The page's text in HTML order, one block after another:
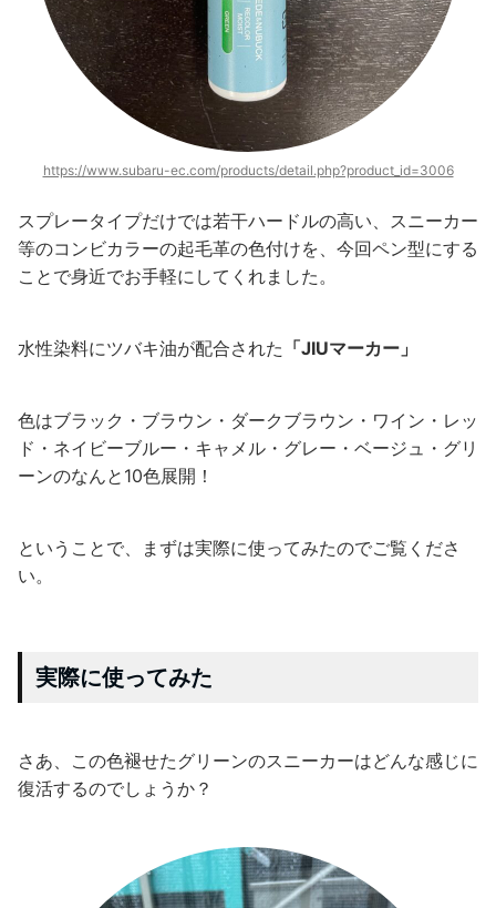
https://www.subaru-ec.com/products/detail.php?product_id=3006
スプレータイプだけでは若干ハードルの高い、スニーカー
等のコンビカラーの起毛革の色付けを、今回ペン型にする
ことで身近でお手軽にしてくれました。
水性染料にツバキ油が配合された 「JIUマーカー」
色はブラック・ブラウン・ダークブラウン・ワイン・レッ
ド・ネイビーブルー・キャメル・グレー・ベージュ・グリ
ーンのなんと10色展開！
ということで、まずは実際に使ってみたのでご覧くださ
い。
実際に使ってみた
さあ、この色褪せたグリーンのスニーカーはどんな感じに
復活するのでしょうか？